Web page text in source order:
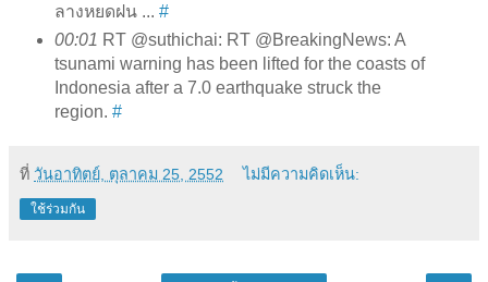
ลางหยดฝน ... #
00:01 RT @suthichai: RT @BreakingNews: A
tsunami warning has been lifted for the coasts of
Indonesia after a 7.0 earthquake struck the
region. #
ที่ วันอาทิตย์, ตุลาคม 25, 2552 ไม่มีความคิดเห็น:
ใช้ร่วมกัน